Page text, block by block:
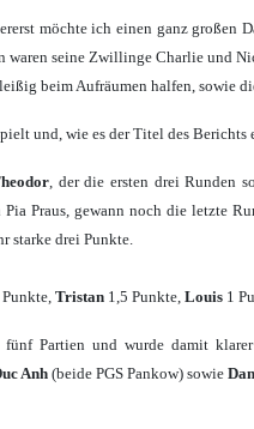
möchte ich einen ganz großen
waren seine Zwillinge Charlie und
beim Aufräumen halfen, sowie
und, wie es der Titel des
, der die ersten drei Runden
Praus, gewann noch die letzte
starke drei Punkte.
Tristan 1,5 Punkte, Louis 1
Partien und wurde damit
Anh (beide PGS Pankow) sowie